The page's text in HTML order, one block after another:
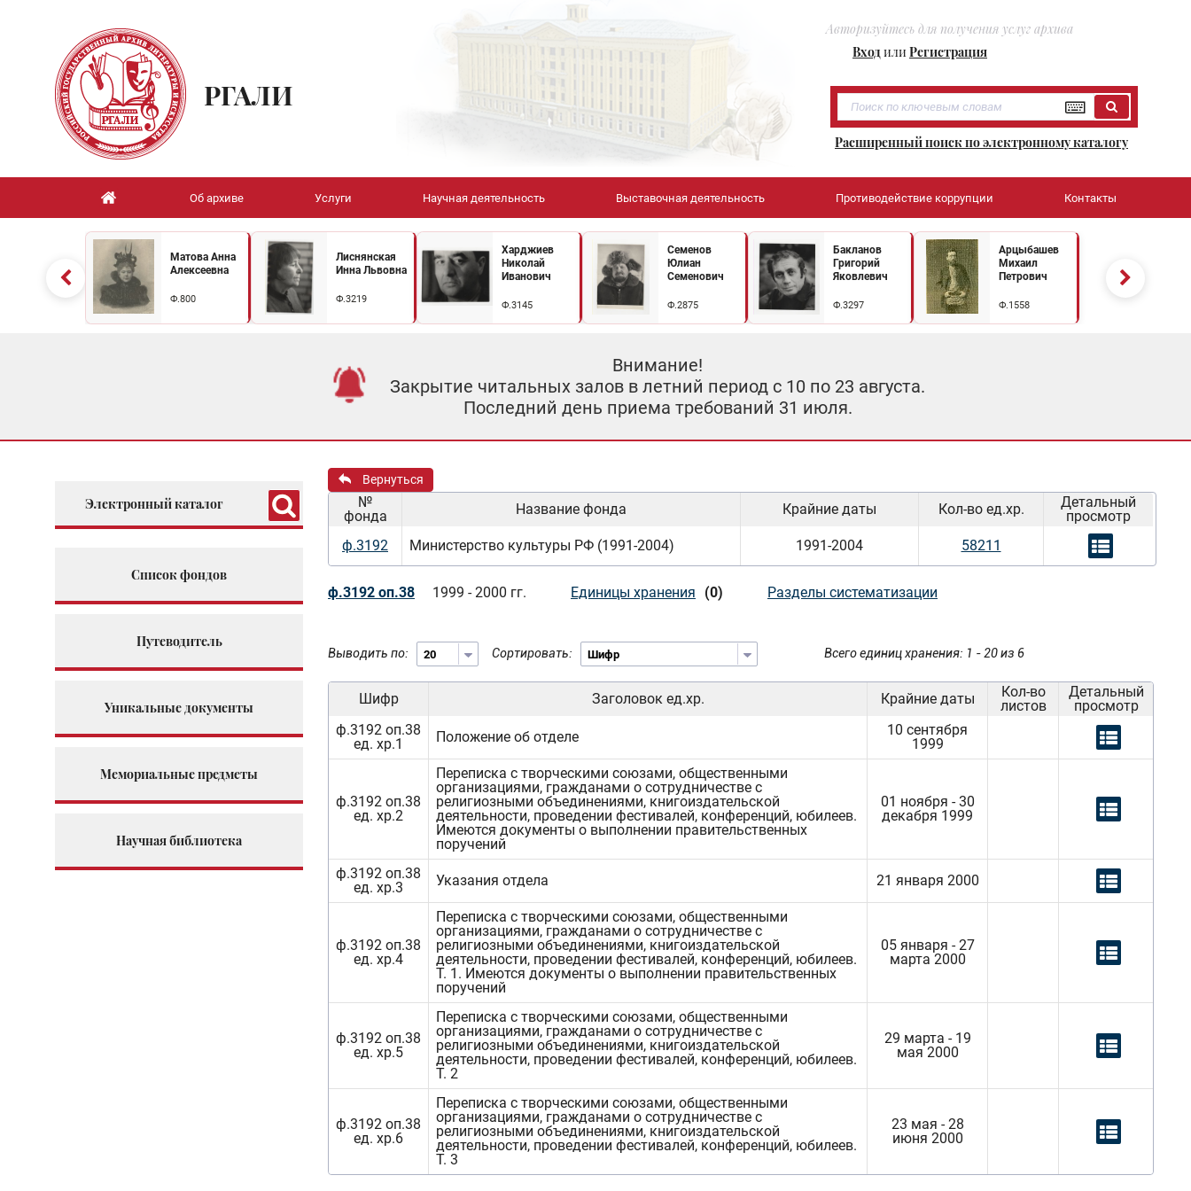
Авторизуйтесь для получения услуг архива
ВходилиРегистрация
РГАЛИ
Расширенный поиск по электронному каталогу
Об архиве Услуги Научная деятельность Выставочная деятельность Противодействие коррупции Контакты
Матова Анна
Алексеевна
Ф.800
Лиснянская
Инна Львовна
Ф.3219
Харджиев
Николай
Иванович
Ф.3145
Семенов
Юлиан
Семенович
Ф.2875
Бакланов
Григорий
Яковлевич
Ф.3297
Арцыбашев
Михаил
Петрович
Ф.1558
Внимание!
Закрытие читальных залов в летний период с 10 по 23 августа.
Последний день приема требований 31 июля.
Электронный каталог
Список фондов
Путеводитель
Уникальные документы
Мемориальные предметы
Научная библиотека
Вернуться
№
фонда
Название фонда Крайние даты Кол-во ед.хр.
Детальный
просмотр
ф.3192
Министерство культуры РФ (1991-2004) 1991-2004 58211
ф.3192 оп.38 1999 - 2000 гг. Единицы хранения (0) Разделы систематизации
Выводить по: Сортировать: Всего единиц хранения: 1 - 20 из 6
Шифр Заголовок ед.хр. Крайние даты
Кол-во
листов
Детальный
просмотр
ф.3192 оп.38
ед. хр.1
Положение об отделе
10 сентября
1999
ф.3192 оп.38
ед. хр.2
Переписка с творческими союзами, общественными
организациями, гражданами о сотрудничестве с
религиозными объединениями, книгоиздательской
деятельности, проведении фестивалей, конференций, юбилеев.
Имеются документы о выполнении правительственных
поручений
01 ноября - 30
декабря 1999
ф.3192 оп.38
ед. хр.3
Указания отдела 21 января 2000
ф.3192 оп.38
ед. хр.4
Переписка с творческими союзами, общественными
организациями, гражданами о сотрудничестве с
религиозными объединениями, книгоиздательской
деятельности, проведении фестивалей, конференций, юбилеев.
Т. 1. Имеются документы о выполнении правительственных
поручений
05 января - 27
марта 2000
ф.3192 оп.38
ед. хр.5
Переписка с творческими союзами, общественными
организациями, гражданами о сотрудничестве с
религиозными объединениями, книгоиздательской
деятельности, проведении фестивалей, конференций, юбилеев.
Т. 2
29 марта - 19
мая 2000
ф.3192 оп.38
ед. хр.6
Переписка с творческими союзами, общественными
организациями, гражданами о сотрудничестве с
религиозными объединениями, книгоиздательской
деятельности, проведении фестивалей, конференций, юбилеев.
Т. 3
23 мая - 28
июня 2000